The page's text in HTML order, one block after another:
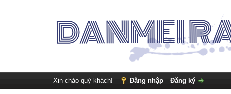
Xin chào quý khách! Đăng nhập Đăng ký